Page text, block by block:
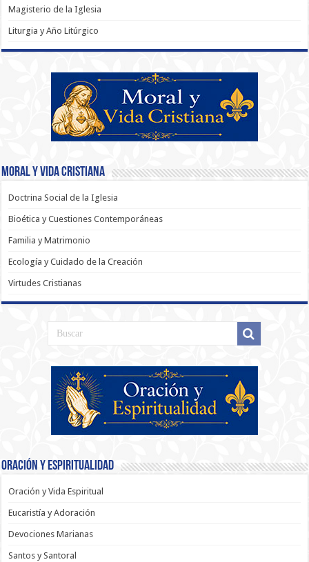
Magisterio de la Iglesia
Liturgia y Año Litúrgico
Moral y Vida Cristiana
Doctrina Social de la Iglesia
Bioética y Cuestiones Contemporáneas
Familia y Matrimonio
Ecología y Cuidado de la Creación
Virtudes Cristianas
Oración y Espiritualidad
Oración y Vida Espiritual
Eucaristía y Adoración
Devociones Marianas
Santos y Santoral